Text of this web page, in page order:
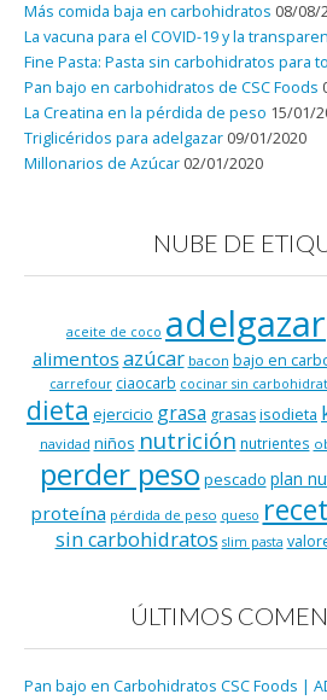
Más comida baja en carbohidratos 08/08/
La vacuna para el COVID-19 y la
Fine Pasta: Pasta sin carbohidratos para
Pan bajo en carbohidratos de CSC Foods
La Creatina en la pérdida de peso 15/01/
Triglicéridos para adelgazar 09/01/2020
Millonarios de Azúcar 02/01/2020
NUBE DE
aceite de coco adelgazar
alimentos azúcar bacon bajo en
carrefour ciaocarb cocinar sin
dieta ejercicio grasa grasasisodieta
navidad niños nutrición nutrientes
perder peso pescado plan
proteína pérdida de peso queso
sin carbohidratos slim pasta
ÚLTIMOS
Pan bajo en Carbohidratos CSC Foods |